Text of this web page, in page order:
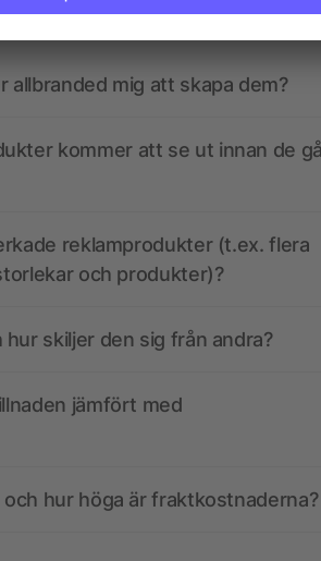
allbranded mig att skapa dem?
kommer att se ut innan de
reklamprodukter (t.ex. flera
och produkter)?
skiljer den sig från andra?
jämfört med
hur höga är fraktkostnaderna?